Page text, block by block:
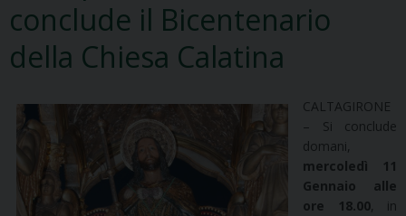
conclude il Bicentenario
della Chiesa Calatina
CALTAGIRONE
– Si conclude
domani,
mercoledì 11
Gennaio alle
ore 18.00, in